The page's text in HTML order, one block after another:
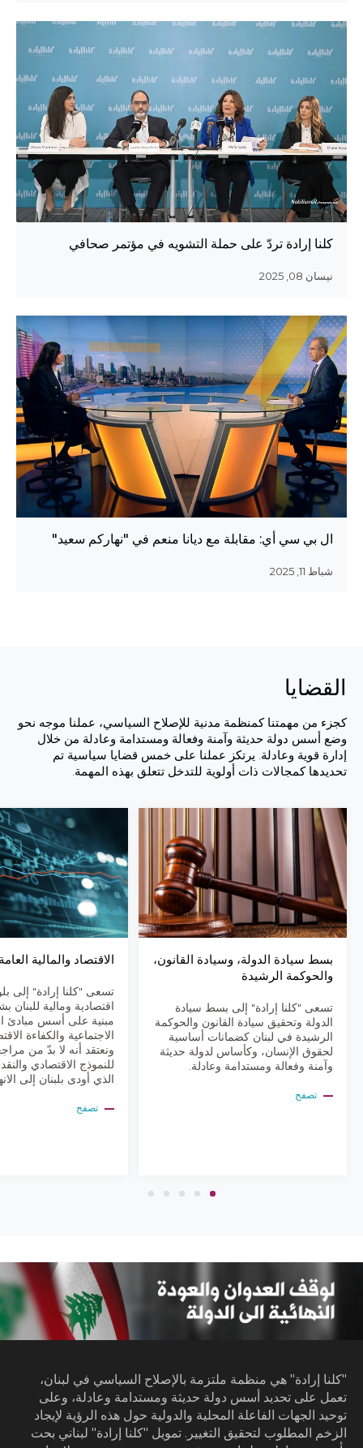
كلنا إرادة تردّ على حملة التشويه في مؤتمر صحافي
نيسان 08, 2025
ال بي سي أي: مقابلة مع ديانا منعم في "نهاركم سعيد"
شباط 11, 2025
القضايا
كجزء من مهمتنا كمنظمة مدنية للإصلاح السياسي، عملنا موجه نحو
وضع أسس دولة حديثة وآمنة وفعالة ومستدامة وعادلة من خلال
إدارة قوية وعادلة. يرتكز عملنا على خمس قضايا سياسية تم
تحديدها كمجالات ذات أولوية للتدخل تتعلق بهذه المهمة.
بسط سيادة الدولة، وسيادة القانون،
والحوكمة الرشيدة
تسعى "كلنا إرادة" إلى بسط سيادة
الدولة وتحقيق سيادة القانون والحوكمة
الرشيدة في لبنان كضمانات أساسية
لحقوق الإنسان، وكأساس لدولة حديثة
وآمنة وفعالة ومستدامة وعادلة.
تصفح
الاقتصاد والمالية
تسعى "كلنا إرادة" إلى
اقتصادية ومالية
مبنية على أسس مبادئ
الاجتماعية والكفاءة
ونعتقد أنه لا بدّ من
للنموذج الاقتصادي
الذي أودى بلبنان إلى
تصفح
"كلنا إرادة" هي منظمة ملتزمة بالإصلاح السياسي في لبنان،
تعمل على تحديد أسس دولة حديثة ومستدامة وعادلة، وعلى
توحيد الجهات الفاعلة المحلية والدولية حول هذه الرؤية لإيجاد
الزخم المطلوب لتحقيق التغيير. تمويل "كلنا إرادة" لبناني بحت